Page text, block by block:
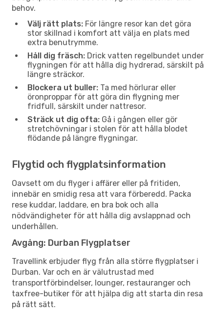
behov.
Välj rätt plats: För längre resor kan det göra
stor skillnad i komfort att välja en plats med
extra benutrymme.
Håll dig fräsch: Drick vatten regelbundet under
flygningen för att hålla dig hydrerad, särskilt på
längre sträckor.
Blockera ut buller: Ta med hörlurar eller
öronproppar för att göra din flygning mer
fridfull, särskilt under nattresor.
Sträck ut dig ofta: Gå i gången eller gör
stretchövningar i stolen för att hålla blodet
flödande på längre flygningar.
Flygtid och flygplatsinformation
Oavsett om du flyger i affärer eller på fritiden,
innebär en smidig resa att vara förberedd. Packa
rese kuddar, laddare, en bra bok och alla
nödvändigheter för att hålla dig avslappnad och
underhållen.
Avgång: Durban Flygplatser
Travellink erbjuder flyg från alla större flygplatser i
Durban. Var och en är välutrustad med
transportförbindelser, lounger, restauranger och
taxfree-butiker för att hjälpa dig att starta din resa
på rätt sätt.